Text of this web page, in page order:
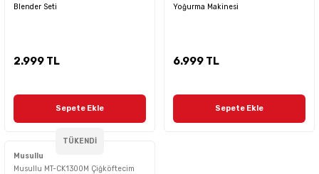
Blender Seti
2.999 TL
Sepete Ekle
Yoğurma Makinesi
6.999 TL
Sepete Ekle
TÜKENDİ
Musullu
Musullu MT-CK1300M Çiğköftecim